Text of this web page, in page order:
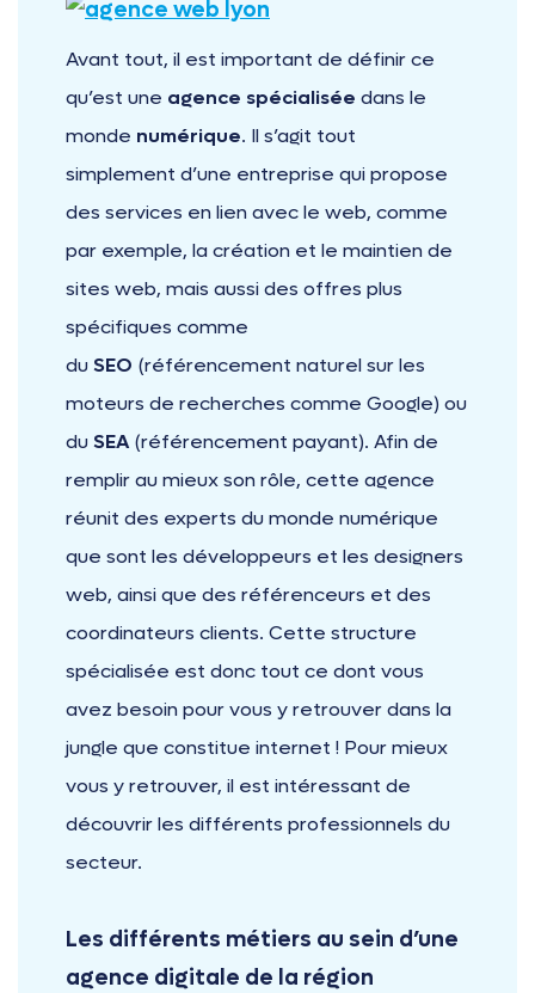
Avant tout, il est important de définir ce
qu’est une agence spécialisée dans le
monde numérique. Il s’agit tout
simplement d’une entreprise qui propose
des services en lien avec le web, comme
par exemple, la création et le maintien de
sites web, mais aussi des offres plus
spécifiques comme
duSEO (référencement naturel sur les
moteurs de recherches comme Google) ou
duSEA (référencement payant). Afin de
remplir au mieux son rôle, cette agence
réunit des experts du monde numérique
que sont les développeurs et les designers
web, ainsi que des référenceurs et des
coordinateurs clients. Cette structure
spécialisée est donc tout ce dont vous
avez besoin pour vous y retrouver dans la
jungle que constitue internet ! Pour mieux
vous y retrouver, il est intéressant de
découvrir les différents professionnels du
secteur.
Les différents métiers au sein d’une
agence digitale de la région